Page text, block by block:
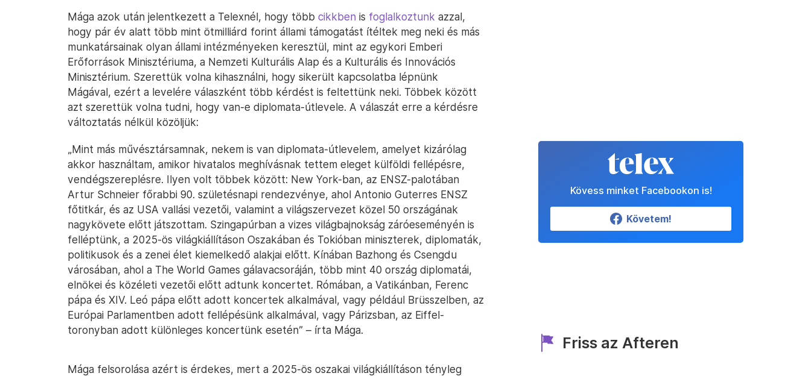
Mága azok után jelentkezett a Telexnél, hogy több cikkben is foglalkoztunk azzal,
hogy pár év alatt több mint ötmilliárd forint állami támogatást ítéltek meg neki és más
munkatársainak olyan állami intézményeken keresztül, mint az egykori Emberi
Erőforrások Minisztériuma, a Nemzeti Kulturális Alap és a Kulturális és Innovációs
Minisztérium. Szerettük volna kihasználni, hogy sikerült kapcsolatba lépnünk
Mágával, ezért a levelére válaszként több kérdést is feltettünk neki. Többek között
azt szerettük volna tudni, hogy van-e diplomata-útlevele. A válaszát erre a kérdésre
változtatás nélkül közöljük:
„Mint más művésztársamnak, nekem is van diplomata-útlevelem, amelyet kizárólag
akkor használtam, amikor hivatalos meghívásnak tettem eleget külföldi fellépésre,
vendégszereplésre. Ilyen volt többek között: New York-ban, az ENSZ-palotában
Artur Schneier főrabbi 90. születésnapi rendezvénye, ahol Antonio Guterres ENSZ
főtitkár, és az USA vallási vezetői, valamint a világszervezet közel 50 országának
nagykövete előtt játszottam. Szingapúrban a vizes világbajnokság záróeseményén is
felléptünk, a 2025-ös világkiállításon Oszakában és Tokióban miniszterek, diplomaták,
politikusok és a zenei élet kiemelkedő alakjai előtt. Kínában Bazhong és Csengdu
városában, ahol a The World Games gálavacsoráján, több mint 40 ország diplomatái,
elnökei és közéleti vezetői előtt adtunk koncertet. Rómában, a Vatikánban, Ferenc
pápa és XIV. Leó pápa előtt adott koncertek alkalmával, vagy például Brüsszelben, az
Európai Parlamentben adott fellépésünk alkalmával, vagy Párizsban, az Eiffel-
toronyban adott különleges koncertünk esetén” – írta Mága.
Mága felsorolása azért is érdekes, mert a 2025-ös oszakai világkiállításon tényleg
Kövess minket Facebookon is!
Követem!
Friss az Afteren